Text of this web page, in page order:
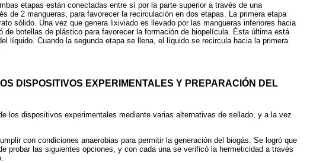
etapas están conectadas entre sí por la parte superior a través de una
de 2 mangueras, para favorecer la recirculación en dos etapas. La primera etapa
sólido. Una vez que genera lixiviado es llevado por las mangueras inferiores hacia
de botellas de plástico para favorecer la formación de biopelícula. Ésta última está
líquido. Cuando la segunda etapa se llena, el líquido se recircula hacia la primera
DISPOSITIVOS EXPERIMENTALES Y PREPARACIÓN DEL
los dispositivos experimentales mediante varias alternativas de sellado, y a la vez
con condiciones anaerobias para permitir la generación del biogás. Se logró que
probar las siguientes opciones, y con cada una se verificó la hermeticidad a través